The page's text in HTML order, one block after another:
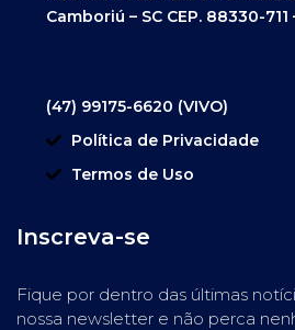
Camboriú – SC CEP. 88330-711
(47) 99175-6620 (VIVO)
Política de Privacidade
Termos de Uso
Inscreva-se
Fique por dentro das últimas
nossa newsletter e não perca